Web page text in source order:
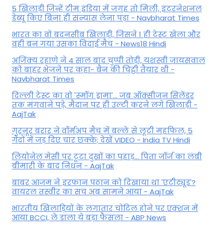
5 खिलाड़ी जिन्हें टीम इंडिया में जगह तो मिली, इंटरनेशनल
डेब्यू किए बिना ही संन्यास लेना पड़ा - Navbharat Times
भारत का वो बदनसीब खिलाड़ी, जिसने 1 ही टेस्ट खेला और
वही बन गया उसका विदाई मैच - News18 Hindi
अजिंक्य रहाणे ने 4 साल बाद चुप्पी तोड़ी, यशस्वी जायसवाल
को बाहर भेजने पर कहा- बैन की चिट्ठी तैयार थी -
Navbharat Times
दिल्ली टेस्ट का वो 'स्मॉग ड्रामा'... जब ऑक्सीजन सिलेंडर
तक मंगवाने पड़े, मैदान पर ही उल्टी करने लगे खिलाड़ी -
AajTak
गुरनूर बरार ने वॉर्मअप मैच में बल्ले से लूटी महफिल, 5
गेंदों में जड़ दिए चार छक्के; देखें VIDEO - India TV Hindi
लियोनेल मेसी पर टूटा दुखों का पहाड़... पिता जॉर्ज का लंबी
बीमारी के बाद निधन - AajTak
बाबर आजम ने इरफान पठान को दिखाया था 'एटीट्यूड'?
वायरल तस्वीर का सच अब सामने आया - AajTak
भारतीय खिलाड़ियों के लगातार चोटिल होने पर एक्शन में
आया BCCI, ले डाला ये बड़ा फैसला - ABP News